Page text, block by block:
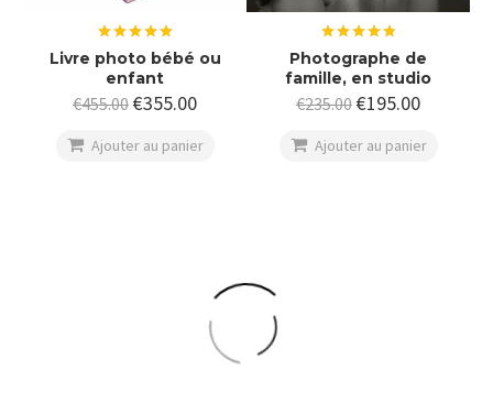
sur 5
Livre photo bébé ou
enfant
€455.00 €355.00
 Ajouter au panier
sur 5
Photographe de
famille, en studio
€235.00 €195.00
 Ajouter au panier